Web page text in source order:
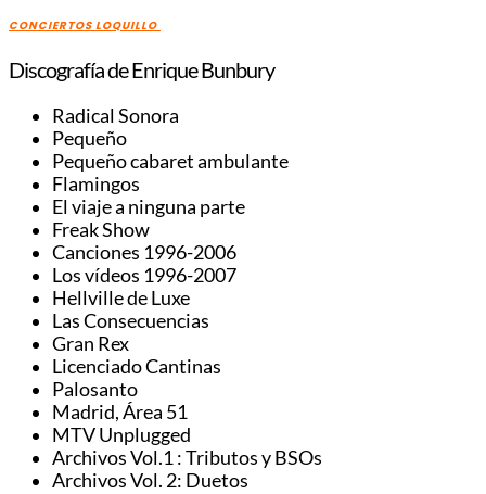
CONCIERTOS LOQUILLO
Discografía de Enrique Bunbury
Radical Sonora
Pequeño
Pequeño cabaret ambulante
Flamingos
El viaje a ninguna parte
Freak Show
Canciones 1996-2006
Los vídeos 1996-2007
Hellville de Luxe
Las Consecuencias
Gran Rex
Licenciado Cantinas
Palosanto
Madrid, Área 51
MTV Unplugged
Archivos Vol.1 : Tributos y BSOs
Archivos Vol. 2: Duetos